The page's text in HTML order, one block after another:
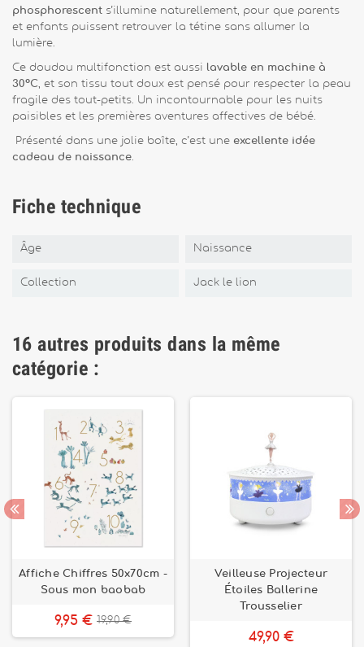
phosphorescent s’illumine naturellement, pour que parents
et enfants puissent retrouver la tétine sans allumer la
lumière.
Ce doudou multifonction est aussi lavable en machine à
30°C, et son tissu tout doux est pensé pour respecter la peau
fragile des tout-petits. Un incontournable pour les nuits
paisibles et les premières aventures affectives de bébé.
Présenté dans une jolie boîte, c’est une excellente idée
cadeau de naissance.
Fiche technique
Âge Naissance
Collection Jack le lion
16 autres produits dans la même
catégorie :
Affiche Chiffres 50x70cm -
Sous mon baobab
9,95 € 19,90 €
Veilleuse Projecteur
Étoiles Ballerine
Trousselier
49,90 €